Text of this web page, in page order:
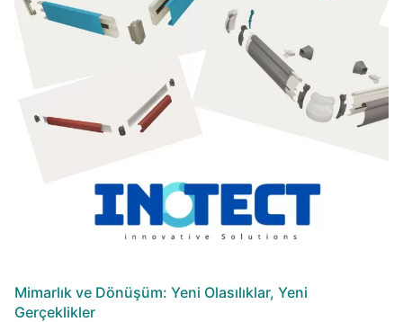
Mimarlık ve Dönüşüm: Yeni Olasılıklar, Yeni
Gerçeklikler